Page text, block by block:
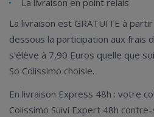
La livraison en point relais
La livraison est GRATUITE à
dessous la participation aux frais
s'élève à 7,90 Euros quelle que
So Colissimo choisie.
En livraison Express 48h : votre
Colissimo Suivi Expert 48h